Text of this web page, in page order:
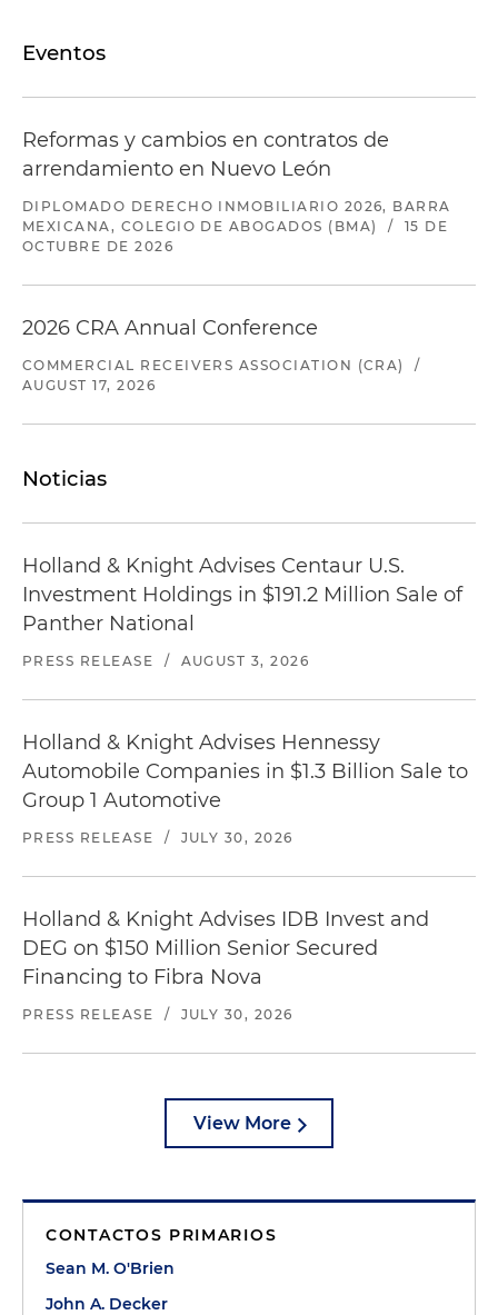
Eventos
Reformas y cambios en contratos de
arrendamiento en Nuevo León
DIPLOMADO DERECHO INMOBILIARIO 2026, BARRA
MEXICANA, COLEGIO DE ABOGADOS (BMA)
/
15 DE
OCTUBRE DE 2026
2026 CRA Annual Conference
COMMERCIAL RECEIVERS ASSOCIATION (CRA)
/
AUGUST 17, 2026
Noticias
Holland & Knight Advises Centaur U.S.
Investment Holdings in $191.2 Million Sale of
Panther National
PRESS RELEASE / AUGUST 3, 2026
Holland & Knight Advises Hennessy
Automobile Companies in $1.3 Billion Sale to
Group 1 Automotive
PRESS RELEASE / JULY 30, 2026
Holland & Knight Advises IDB Invest and
DEG on $150 Million Senior Secured
Financing to Fibra Nova
PRESS RELEASE / JULY 30, 2026
View More
CONTACTOS PRIMARIOS
Sean M. O'Brien
John A. Decker